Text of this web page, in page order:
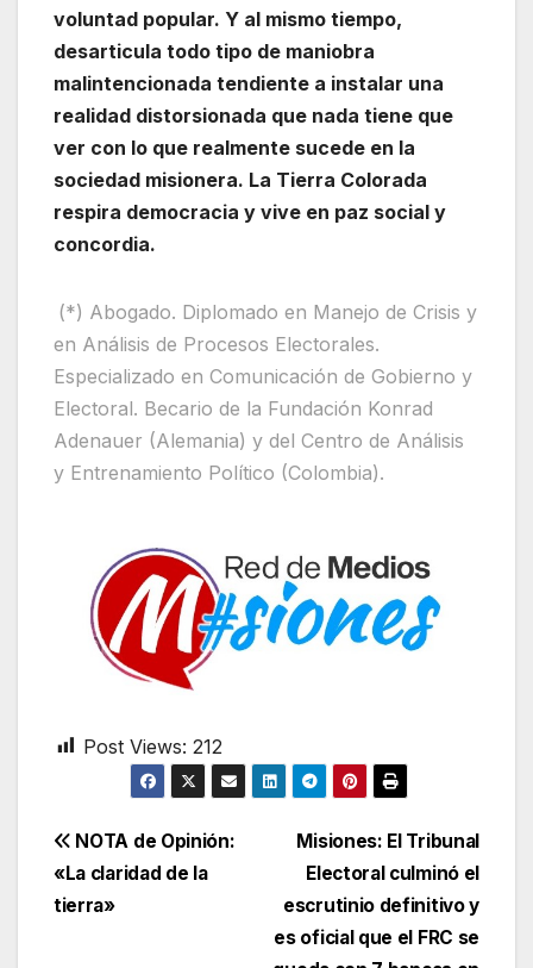
voluntad popular. Y al mismo tiempo,
desarticula todo tipo de maniobra
malintencionada tendiente a instalar una
realidad distorsionada que nada tiene que
ver con lo que realmente sucede en la
sociedad misionera. La Tierra Colorada
respira democracia y vive en paz social y
concordia.
(*) Abogado. Diplomado en Manejo de Crisis y
en Análisis de Procesos Electorales.
Especializado en Comunicación de Gobierno y
Electoral. Becario de la Fundación Konrad
Adenauer (Alemania) y del Centro de Análisis
y Entrenamiento Político (Colombia).
Post Views: 212
Navegación
de
Misiones: El Tribunal
Electoral culminó el
escrutinio definitivo y
es oficial que el FRC se
NOTA de Opinión:
«La claridad de la
tierra»